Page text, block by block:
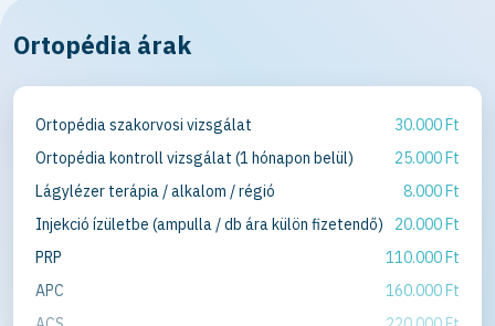
Ortopédia árak
Ortopédia szakorvosi vizsgálat
30.000 Ft
Ortopédia kontroll vizsgálat (1 hónapon belül)
25.000 Ft
Lágylézer terápia / alkalom / régió
8.000 Ft
Injekció ízületbe (ampulla / db ára külön fizetendő)
20.000 Ft
PRP
110.000 Ft
APC
160.000 Ft